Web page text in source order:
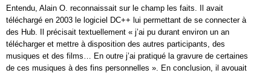
Entendu, Alain O. reconnaissait sur le champ les faits. Il avait
téléchargé en 2003 le logiciel DC++ lui permettant de se connecter à
des Hub. Il précisait textuellement « j’ai pu durant environ un an
télécharger et mettre à disposition des autres participants, des
musiques et des films… En outre j’ai pratiqué la gravure de certaines
de ces musiques à des fins personnelles ». En conclusion, il avouait